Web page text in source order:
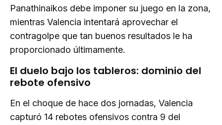
Panathinaikos debe imponer su juego en la zona,
mientras Valencia intentará aprovechar el
contragolpe que tan buenos resultados le ha
proporcionado últimamente.
El duelo bajo los tableros: dominio del
rebote ofensivo
En el choque de hace dos jornadas, Valencia
capturó 14 rebotes ofensivos contra 9 del